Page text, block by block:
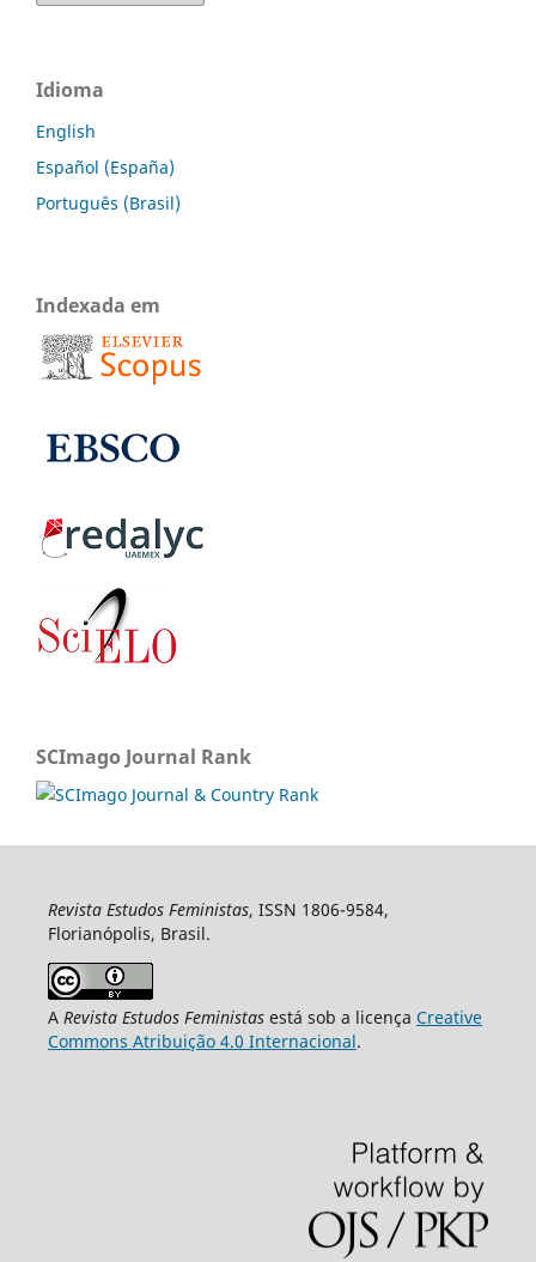
Idioma
English
Español (España)
Português (Brasil)
Indexada em
SCImago Journal Rank
Revista Estudos Feministas, ISSN 1806-9584,
Florianópolis, Brasil.
A Revista Estudos Feministasestá sob a licença Creative
Commons Atribuição 4.0 Internacional.